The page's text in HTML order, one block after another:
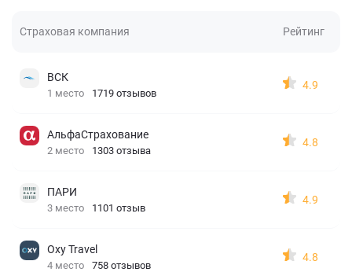
Страховая компания Рейтинг
ВСК
1 место 1719 отзывов
4.9
АльфаСтрахование
2 место 1303 отзыва
4.8
ПАРИ
3 место 1101 отзыв
4.9
Oxy Travel
4 место 758 отзывов
4.8